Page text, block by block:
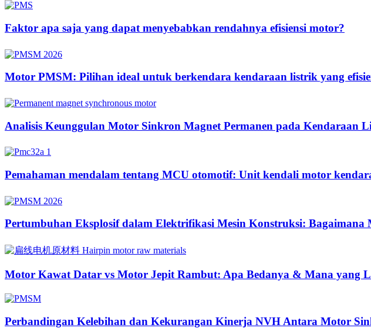
Faktor apa saja yang dapat menyebabkan rendahnya efisiensi motor?
Motor PMSM: Pilihan ideal untuk berkendara kendaraan listrik yang
Analisis Keunggulan Motor Sinkron Magnet Permanen pada Kendaraan
Pemahaman mendalam tentang MCU otomotif: Unit kendali motor
Pertumbuhan Eksplosif dalam Elektrifikasi Mesin Konstruksi: Bagaimana
Motor Kawat Datar vs Motor Jepit Rambut: Apa Bedanya & Mana yang
Perbandingan Kelebihan dan Kekurangan Kinerja NVH Antara Motor